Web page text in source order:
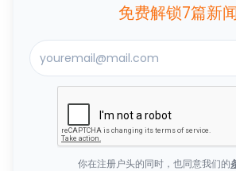
免费解锁7篇新闻
你在注册户头的同时，也同意我们的